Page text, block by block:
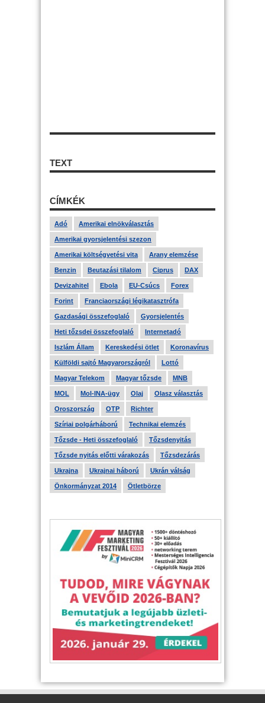
TEXT
CÍMKÉK
Adó Amerikai elnökválasztás
Amerikai gyorsjelentési szezon
Amerikai költségvetési vita Arany elemzése
Benzin Beutazási tilalom Ciprus DAX
Devizahitel Ebola EU-Csúcs Forex
Forint Franciaországi légikatasztrófa
Gazdasági összefoglaló Gyorsjelentés
Heti tőzsdei összefoglaló Internetadó
Iszlám Állam Kereskedési ötlet Koronavírus
Külföldi sajtó Magyarországról Lottó
Magyar Telekom Magyar tőzsde MNB
MOL Mol-INA-ügy Olaj Olasz választás
Oroszország OTP Richter
Szíriai polgárháború Technikai elemzés
Tőzsde - Heti összefoglaló Tőzsdenyitás
Tőzsde nyitás előtti várakozás Tőzsdezárás
Ukrajna Ukrajnai háború Ukrán válság
Önkormányzat 2014 Ötletbörze